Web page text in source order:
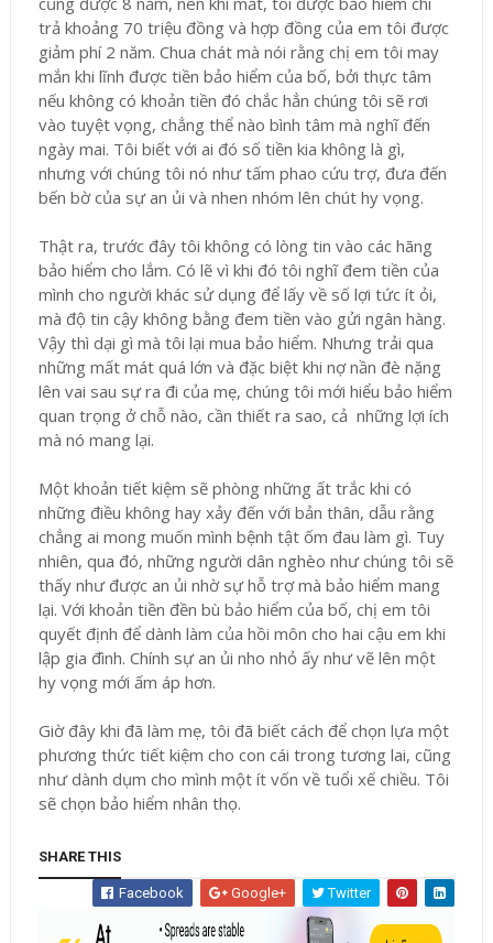
trả khoảng 70 triệu đồng và hợp đồng của em tôi được
giảm phí 2 năm. Chua chát mà nói rằng chị em tôi may
mắn khi lĩnh được tiền bảo hiểm của bố, bởi thực tâm
nếu không có khoản tiền đó chắc hẳn chúng tôi sẽ rơi
vào tuyệt vọng, chẳng thể nào bình tâm mà nghĩ đến
ngày mai. Tôi biết với ai đó số tiền kia không là gì,
nhưng với chúng tôi nó như tấm phao cứu trợ, đưa đến
bến bờ của sự an ủi và nhen nhóm lên chút hy vọng.
Thật ra, trước đây tôi không có lòng tin vào các hãng
bảo hiểm cho lắm. Có lẽ vì khi đó tôi nghĩ đem tiền của
mình cho người khác sử dụng để lấy về số lợi tức ít ỏi,
mà độ tin cậy không bằng đem tiền vào gửi ngân hàng.
Vậy thì dại gì mà tôi lại mua bảo hiểm. Nhưng trải qua
những mất mát quá lớn và đặc biệt khi nợ nần đè nặng
lên vai sau sự ra đi của mẹ, chúng tôi mới hiểu bảo hiểm
quan trọng ở chỗ nào, cần thiết ra sao, cả những lợi ích
mà nó mang lại.
Một khoản tiết kiệm sẽ phòng những ất trắc khi có
những điều không hay xảy đến với bản thân, dẫu rằng
chẳng ai mong muốn mình bệnh tật ốm đau làm gì. Tuy
nhiên, qua đó, những người dân nghèo như chúng tôi sẽ
thấy như được an ủi nhờ sự hỗ trợ mà bảo hiểm mang
lại. Với khoản tiền đền bù bảo hiểm của bố, chị em tôi
quyết định để dành làm của hồi môn cho hai cậu em khi
lập gia đình. Chính sự an ủi nho nhỏ ấy như vẽ lên một
hy vọng mới ấm áp hơn.
Giờ đây khi đã làm mẹ, tôi đã biết cách để chọn lựa một
phương thức tiết kiệm cho con cái trong tương lai, cũng
như dành dụm cho mình một ít vốn về tuổi xế chiều. Tôi
sẽ chọn bảo hiểm nhân thọ.
SHARE THIS
Facebook Google+ Twitter